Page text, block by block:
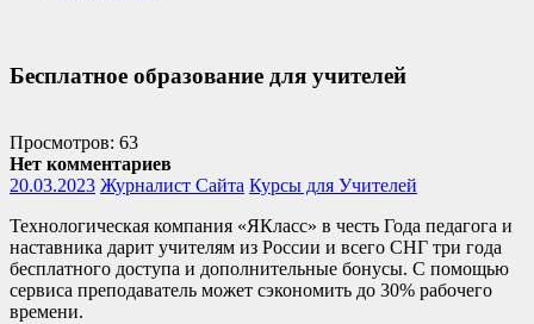
Бесплатное образование для учителей
Просмотров: 63
Нет комментариев
20.03.2023 Журналист Сайта Курсы для Учителей
Технологическая компания «ЯКласс» в честь Года педагога и
наставника дарит учителям из России и всего СНГ три года
бесплатного доступа и дополнительные бонусы. С помощью
сервиса преподаватель может сэкономить до 30% рабочего
времени.